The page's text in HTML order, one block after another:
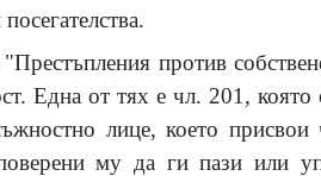
против
Една от тях е чл. 201, която
лице, което
му да ги пази или